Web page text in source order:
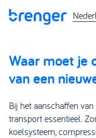
Waar moet je
van een
Bij het aanschaffen
transport essentieel.
koelsysteem,